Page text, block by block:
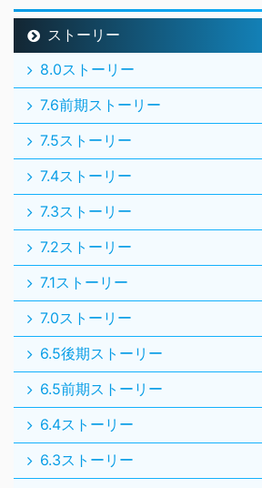
ストーリー
8.0ストーリー
7.6前期ストーリー
7.5ストーリー
7.4ストーリー
7.3ストーリー
7.2ストーリー
7.1ストーリー
7.0ストーリー
6.5後期ストーリー
6.5前期ストーリー
6.4ストーリー
6.3ストーリー